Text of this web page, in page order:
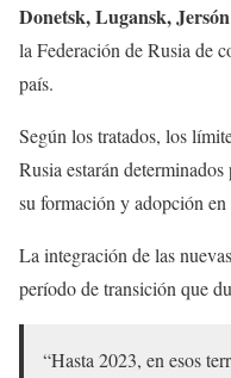
Donetsk, Lugansk,
la Federación de Rusia de
país.
Según los tratados, los
Rusia estarán
su formación y adopción en
La integración de las
período de transición que
“Hasta 2023, en esos